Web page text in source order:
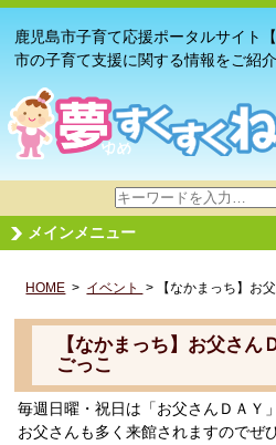
鹿児島市子育て応援ポータルサイト
市の子育て支援に関する情報をご紹介
サ
イ
ト
検
メインメニュー
HOME > イベント > 【なかまっち】お
【なかまっち】お父さん
ごっこ
毎週日曜・祝日は「お父さんＤＡＹ
お父さんも多く来館されますのでぜ